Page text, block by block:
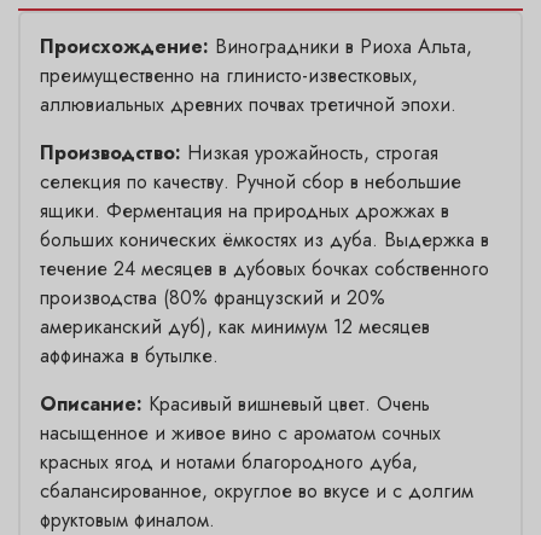
Происхождение: Виноградники в Риоха Альта,
преимущественно на глинисто-известковых,
аллювиальных древних почвах третичной эпохи.
Производство: Низкая урожайность, строгая
селекция по качеству. Ручной сбор в небольшие
ящики. Ферментация на природных дрожжах в
больших конических ёмкостях из дуба. Выдержка в
течение 24 месяцев в дубовых бочках собственного
производства (80% французский и 20%
американский дуб), как минимум 12 месяцев
аффинажа в бутылке.
Описание: Красивый вишневый цвет. Очень
насыщенное и живое вино с ароматом сочных
красных ягод и нотами благородного дуба,
сбалансированное, округлое во вкусе и с долгим
фруктовым финалом.